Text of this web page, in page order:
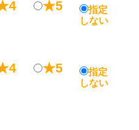
★5
指定
しない
★5
指定
しない